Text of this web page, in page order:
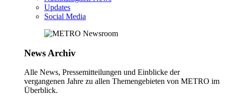
Updates
Social Media
News Archiv
Alle News, Pressemitteilungen und Einblicke der
vergangenen Jahre zu allen Themengebieten von METRO im
Überblick.